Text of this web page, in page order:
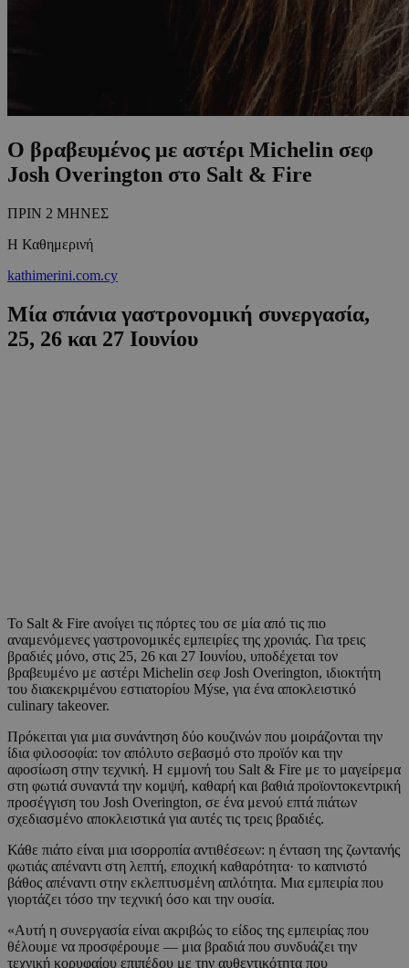
Ο βραβευμένος με αστέρι Michelin σεφ
Josh Overington στο Salt & Fire
ΠΡΙΝ 2 ΜΗΝΕΣ
Η Καθημερινή
kathimerini.com.cy
Μία σπάνια γαστρονομική συνεργασία,
25, 26 και 27 Ιουνίου
Το Salt & Fire ανοίγει τις πόρτες του σε μία από τις πιο
αναμενόμενες γαστρονομικές εμπειρίες της χρονιάς. Για τρεις
βραδιές μόνο, στις 25, 26 και 27 Ιουνίου, υποδέχεται τον
βραβευμένο με αστέρι Michelin σεφ Josh Overington, ιδιοκτήτη
του διακεκριμένου εστιατορίου Mýse, για ένα αποκλειστικό
culinary takeover.
Πρόκειται για μια συνάντηση δύο κουζινών που μοιράζονται την
ίδια φιλοσοφία: τον απόλυτο σεβασμό στο προϊόν και την
αφοσίωση στην τεχνική. Η εμμονή του Salt & Fire με το μαγείρεμα
στη φωτιά συναντά την κομψή, καθαρή και βαθιά προϊοντοκεντρική
προσέγγιση του Josh Overington, σε ένα μενού επτά πιάτων
σχεδιασμένο αποκλειστικά για αυτές τις τρεις βραδιές.
Κάθε πιάτο είναι μια ισορροπία αντιθέσεων: η ένταση της ζωντανής
φωτιάς απέναντι στη λεπτή, εποχική καθαρότητα· το καπνιστό
βάθος απέναντι στην εκλεπτυσμένη απλότητα. Μια εμπειρία που
γιορτάζει τόσο την τεχνική όσο και την ουσία.
«Αυτή η συνεργασία είναι ακριβώς το είδος της εμπειρίας που
θέλουμε να προσφέρουμε — μια βραδιά που συνδυάζει την
τεχνική κορυφαίου επιπέδου με την αυθεντικότητα που